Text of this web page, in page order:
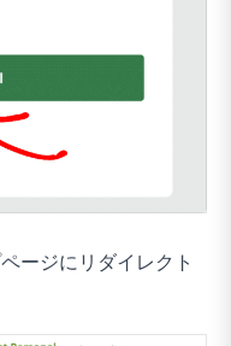
ージにリダイレクト